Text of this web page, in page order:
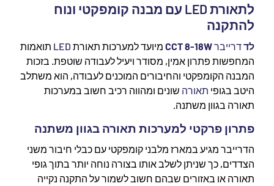
לתאורת LED עם מבנה קומפקטי ונוח
להתקנה
לדדרייבר מיועד למערכות תאורת LED תואמות
המחפשות פתרון אמין, מסודר ויעיל לעבודה שוטפת. בזכות
המבנה הקומפקטי והחיבורים המוכנים לעבודה, הוא משתלב
היטב בגופי תאורה שונים ומהווה רכיב חשוב במערכות
תאורה בגוון משתנה.
פתרון פרקטי למערכות תאורה בגוון משתנה
הדרייבר מגיע במארז מלבני קומפקטי עם כבלי חיבור משני
הצדדים, כך שניתן לשלב אותו בצורה נוחה יותר בתוך גופי
תאורה או באזורים שבהם חשוב לשמור על התקנה נקייה